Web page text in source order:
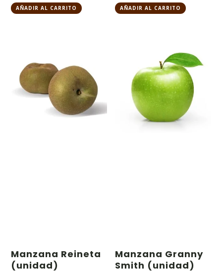
AÑADIR AL CARRITO AÑADIR AL CARRITO
Manzana Reineta
(unidad)
Manzana Granny
Smith (unidad)